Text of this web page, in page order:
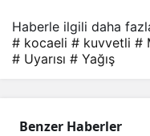
Haberle ilgili daha
# kocaeli # kuvvetli #
# Uyarısı # Yağış
Benzer Haberler